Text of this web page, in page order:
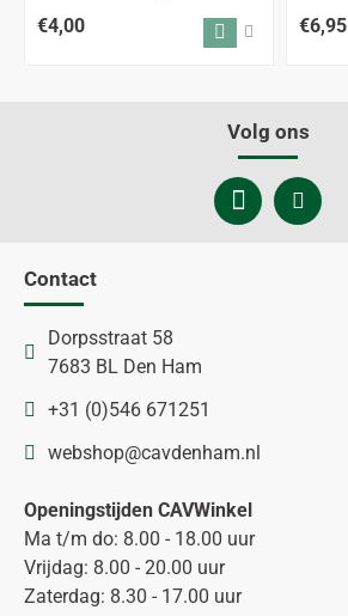
€4,00 €6,95
Volg ons
Contact
Dorpsstraat 58
7683 BL Den Ham
+31 (0)546 671251
webshop@cavdenham.nl
Openingstijden CAVWinkel
Ma t/m do: 8.00 - 18.00 uur
Vrijdag: 8.00 - 20.00 uur
Zaterdag: 8.30 - 17.00 uur